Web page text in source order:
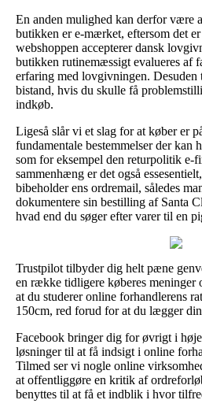
En anden mulighed kan derfor være
butikken er e-mærket, eftersom det
webshoppen accepterer dansk
butikken rutinemæssigt evalueres af
erfaring med lovgivningen.
bistand, hvis du skulle få
indkøb.
Ligeså slår vi et slag for at køber er
fundamentale bestemmelser der kan
som for eksempel den returpolitik e-
sammenhæng er det også
bibeholder ens ordremail, således
dokumentere sin bestilling af Santa
hvad end du søger efter varer til en
Trustpilot tilbyder dig helt pæne
en række tidligere køberes meninger
at du studerer online forhandlerens
150cm, red forud for at du lægger
Facebook bringer dig for øvrigt i
løsninger til at få indsigt i online
Tilmed ser vi nogle online
at offentliggøre en kritik af
benyttes til at få et indblik i hvor